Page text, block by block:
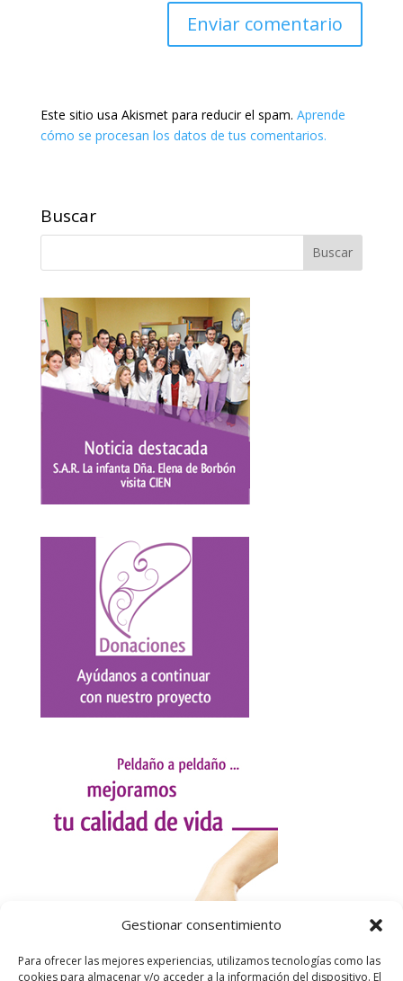
Gestionar consentimiento
Para ofrecer las mejores experiencias, utilizamos tecnologías como las
cookies para almacenar y/o acceder a la información del dispositivo. El
Este sitio usa Akismet para reducir el spam. Aprende
cómo se procesan los datos de tus comentarios.
Buscar